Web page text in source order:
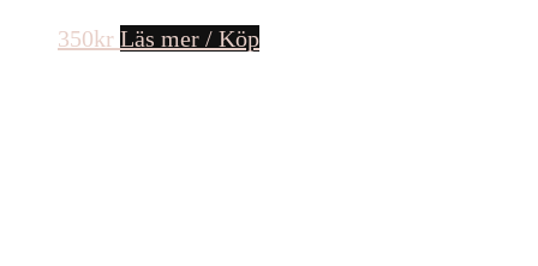
350kr Läs mer / Köp